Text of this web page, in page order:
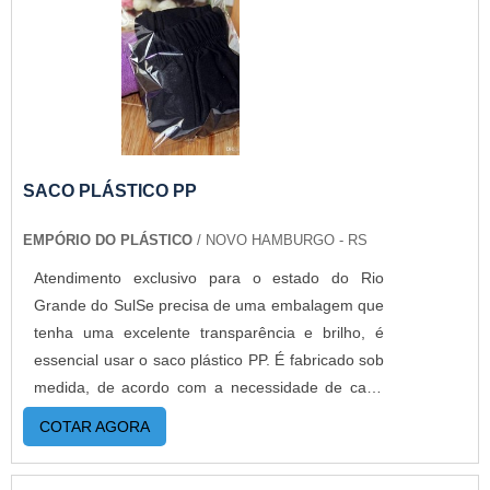
contratar a produção com fábricas ainda mais
modernas e custos reduzidos. Aumentando,
assim, o mix de sacos a pronta entrega e venda
fracionada, até em pequenas quantidades. Para
saber mais informações, basta solicitar um
SACO PLÁSTICO PP
EMPÓRIO DO PLÁSTICO / NOVO HAMBURGO - RS
Atendimento exclusivo para o estado do Rio
Grande do SulSe precisa de uma embalagem que
tenha uma excelente transparência e brilho, é
essencial usar o saco plástico PP. É fabricado sob
medida, de acordo com a necessidade de cada
cliente. Além de serem fabricados com ou sem
impressão, este tipo de embalagem é
amplamente utilizado por gráficas, editoras,
COTAR AGORA